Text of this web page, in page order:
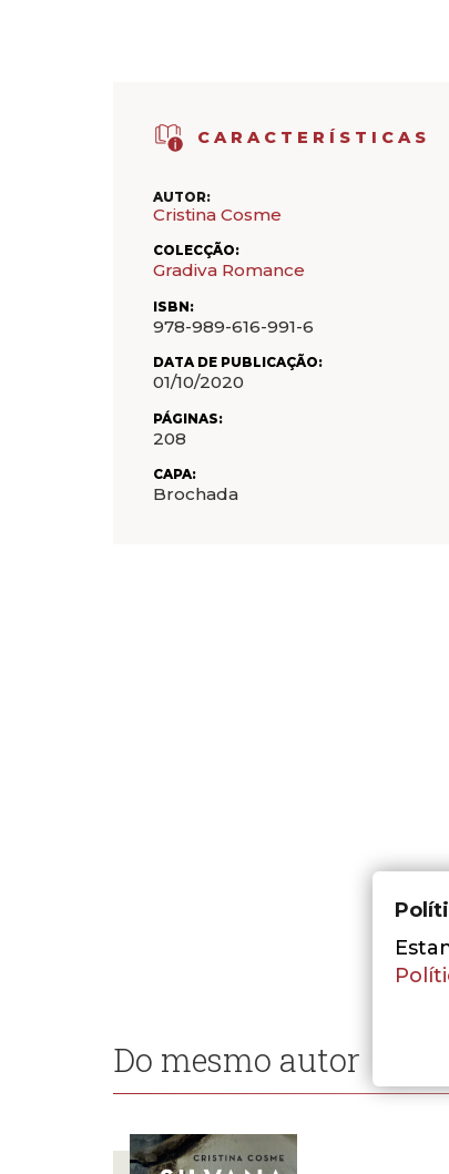
CARACTERÍSTICAS
AUTOR:
Cristina Cosme
COLECÇÃO:
Gradiva Romance
ISBN:
978-989-616-991-6
DATA DE PUBLICAÇÃO:
01/10/2020
PÁGINAS:
208
CAPA:
Brochada
Do mesmo autor